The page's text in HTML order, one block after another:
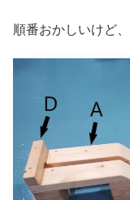
順番おかしいけど